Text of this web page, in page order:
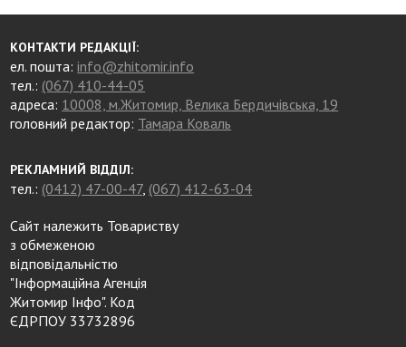
КОНТАКТИ РЕДАКЦІЇ:
ел. пошта:info@zhitomir.info
тел.: (067) 410-44-05
адреса: 10008, м.Житомир, Велика Бердичівська, 19
головний редактор: Тамара Коваль
РЕКЛАМНИЙ ВІДДІЛ:
тел.: (0412) 47-00-47, (067) 412-63-04
Сайт належить Товариству
з обмеженою
відповідальністю
"Інформаційна Агенція
Житомир Інфо". Код
ЄДРПОУ 33732896